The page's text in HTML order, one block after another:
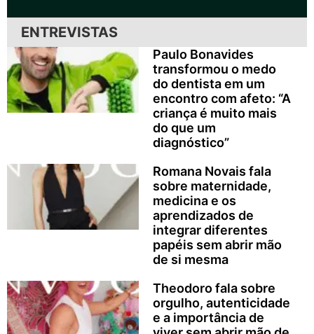
ENTREVISTAS
Paulo Bonavides
transformou o medo
do dentista em um
encontro com afeto: “A
criança é muito mais
do que um
diagnóstico”
Romana Novais fala
sobre maternidade,
medicina e os
aprendizados de
integrar diferentes
papéis sem abrir mão
de si mesma
Theodoro fala sobre
orgulho, autenticidade
e a importância de